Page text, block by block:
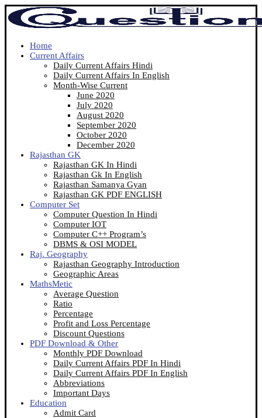
Home
Current Affairs
Daily Current Affairs Hindi
Daily Current Affairs In English
Month-Wise Current
June 2020
July 2020
August 2020
September 2020
October 2020
December 2020
Rajasthan GK
Rajasthan GK In Hindi
Rajasthan Gk In English
Rajasthan Samanya Gyan
Rajasthan GK PDF ENGLISH
Computer Set
Computer Question In Hindi
Computer IOT
Computer C++ Program’s
DBMS & OSI MODEL
Raj. Geography
Rajasthan Geography Introduction
Geographic Areas
MathsMetic
Average Question
Ratio
Percentage
Profit and Loss Percentage
Discount Questions
PDF Download & Other
Monthly PDF Download
Daily Current Affairs PDF In Hindi
Daily Current Affairs PDF In English
Abbreviations
Important Days
Education
Admit Card